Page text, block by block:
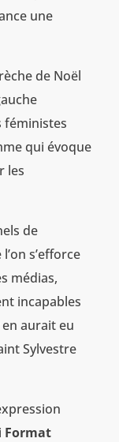
une
de Noël
féministes
qui évoque
les
de
s’efforce
médias,
incapables
en aurait eu
Sylvestre
Format